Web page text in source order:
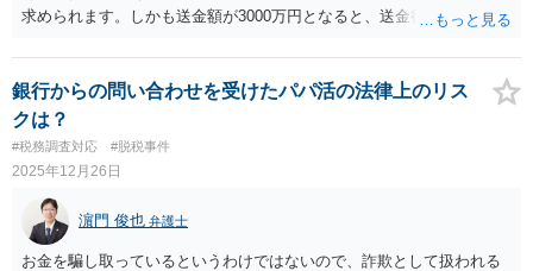
求められます。しかも送金額が3000万円となると、送金行為自体が問
すし、本人が直接赴かず代理人による送金を手続するとなれば、なお
さら慎重な対応になると思います。事前に、金融機関の窓口へ確認・
相談を行って、代理人による手続の可否や必要書類を聞いておき、送
金のために再来訪する日程なども調整した方がよいと思います。
銀行からの問い合わせを受けたパパ活の法律上のリス
クは？
#税務調査対応 #脱税事件
2025年12月26日
濵門 俊也 弁護士
お金を騙し取っているというわけではないので、詐欺として扱われる